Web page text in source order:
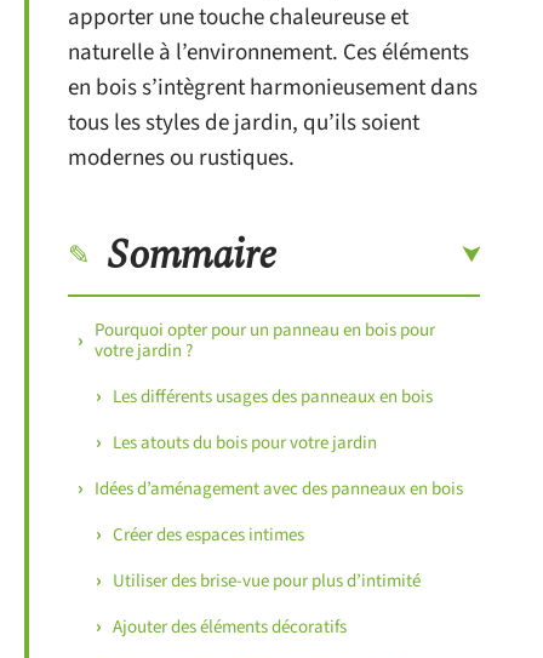
apporter une touche chaleureuse et
naturelle à l’environnement. Ces éléments
en bois s’intègrent harmonieusement dans
tous les styles de jardin, qu’ils soient
modernes ou rustiques.
Sommaire
Pourquoi opter pour un panneau en bois pour
votre jardin ?
Les différents usages des panneaux en bois
Les atouts du bois pour votre jardin
Idées d’aménagement avec des panneaux en bois
Créer des espaces intimes
Utiliser des brise-vue pour plus d’intimité
Ajouter des éléments décoratifs